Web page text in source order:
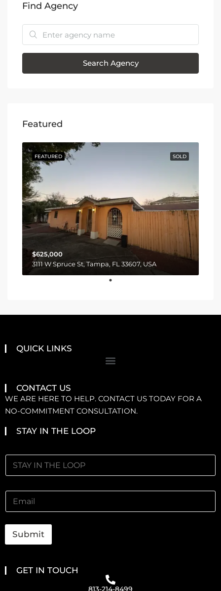
Find Agency
Search Agency
Featured
SOLD
FEATURED
$625,000
3111 W Spruce St, Tampa, FL 33607, USA
QUICK LINKS
CONTACT US
WE ARE HERE TO HELP. CONTACT US TODAY FOR A
NO-COMMITMENT CONSULTATION.
STAY IN THE LOOP
Submit
GET IN TOUCH
813-214-8499